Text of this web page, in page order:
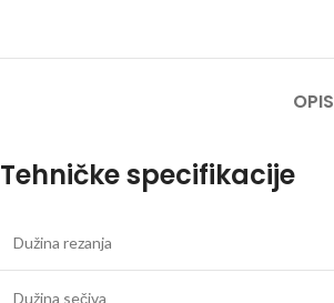
OPIS
Tehničke specifikacije
Dužina rezanja
Dužina sečiva